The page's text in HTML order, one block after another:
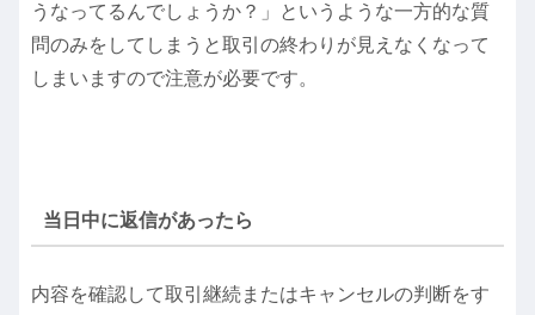
うなってるんでしょうか？」というような一方的な質
問のみをしてしまうと取引の終わりが見えなくなって
しまいますので注意が必要です。
当日中に返信があったら
内容を確認して取引継続またはキャンセルの判断をす